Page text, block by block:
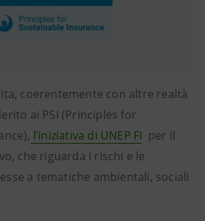
coerentemente con altre realtà
ai PSI (Principles for
l’iniziativa di UNEP FI per il
che riguarda i rischi e le
a tematiche ambientali, sociali